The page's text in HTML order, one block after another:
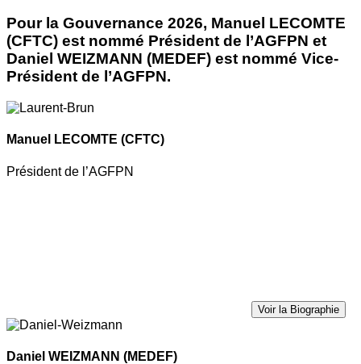
Pour la Gouvernance 2026, Manuel LECOMTE
(CFTC) est nommé Président de l’AGFPN et
Daniel WEIZMANN (MEDEF) est nommé Vice-
Président de l’AGFPN.
Manuel LECOMTE (CFTC)
Président de l’AGFPN
Voir la Biographie
Daniel WEIZMANN (MEDEF)